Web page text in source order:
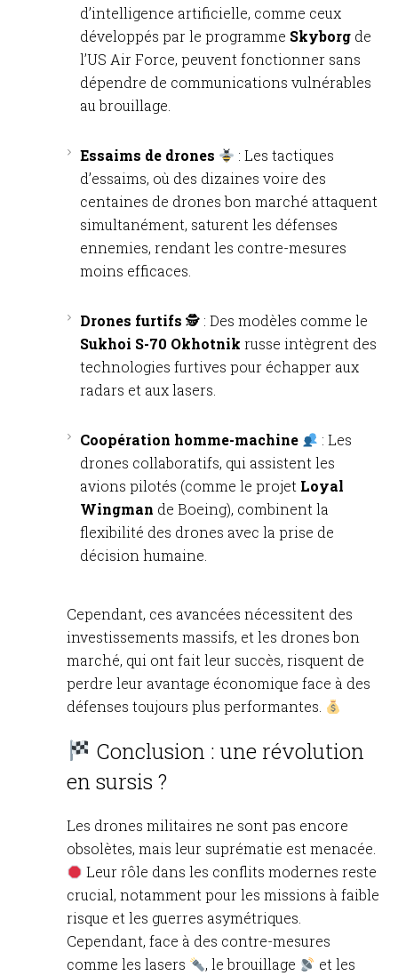
d’intelligence artificielle, comme ceux
développés par le programme Skyborg de
l’US Air Force, peuvent fonctionner sans
dépendre de communications vulnérables
au brouillage.
Essaims de drones
: Les tactiques
d’essaims, où des dizaines voire des
centaines de drones bon marché attaquent
simultanément, saturent les défenses
ennemies, rendant les contre-mesures
moins efficaces.
Drones furtifs 🕵️ : Des modèles comme le
Sukhoi S-70 Okhotnik russe intègrent des
technologies furtives pour échapper aux
radars et aux lasers.
Coopération homme-machine
: Les
drones collaboratifs, qui assistent les
avions pilotés (comme le projet Loyal
Wingman de Boeing), combinent la
flexibilité des drones avec la prise de
décision humaine.
Cependant, ces avancées nécessitent des
investissements massifs, et les drones bon
marché, qui ont fait leur succès, risquent de
perdre leur avantage économique face à des
défenses toujours plus performantes.
Conclusion : une révolution
en sursis ?
Les drones militaires ne sont pas encore
obsolètes, mais leur suprématie est menacée.
Leur rôle dans les conflits modernes reste
crucial, notamment pour les missions à faible
risque et les guerres asymétriques.
Cependant, face à des contre-mesures
comme les lasers
, le brouillage
et les